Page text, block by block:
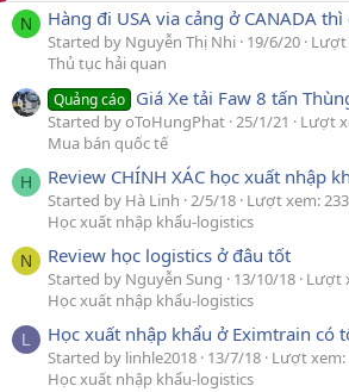
N Hàng đi USA via cảng ở CANADA
Started by Nguyễn Thị Nhi 19/6/20 Lượt
Thủ tục hải quan
Quảng cáo Giá Xe tải Faw 8 tấn
Started by oToHungPhat 25/1/21
Lượt
Mua bán quốc tế
H Review CHÍNH XÁC học xuất nhập
Started by Hà Linh 2/5/18 Lượt xem:
Học xuất nhập khẩu-logistics
N Review học logistics ở đâu tốt
Started by Nguyễn Sung 13/10/18 Lượt
Học xuất nhập khẩu-logistics
L Học xuất nhập khẩu ở Eximtrain có
Started by linhle2018 13/7/18 Lượt xem:
Học xuất nhập khẩu-logistics